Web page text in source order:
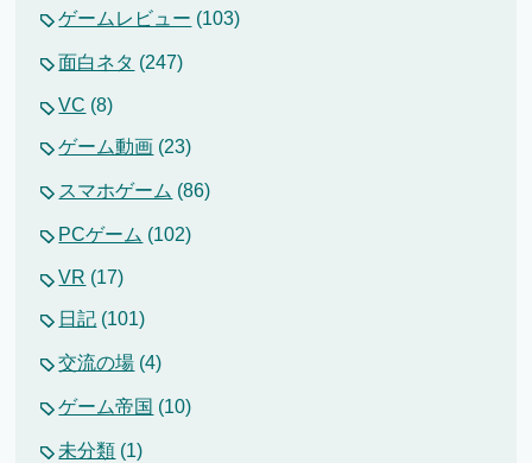
ゲームレビュー (103)
面白ネタ (247)
VC (8)
ゲーム動画 (23)
スマホゲーム (86)
PCゲーム (102)
VR (17)
日記 (101)
交流の場 (4)
ゲーム帝国 (10)
未分類 (1)